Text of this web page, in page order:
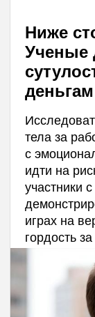
Ниже
Ученые
тела за
с
идти на
участники
играх на
гордость